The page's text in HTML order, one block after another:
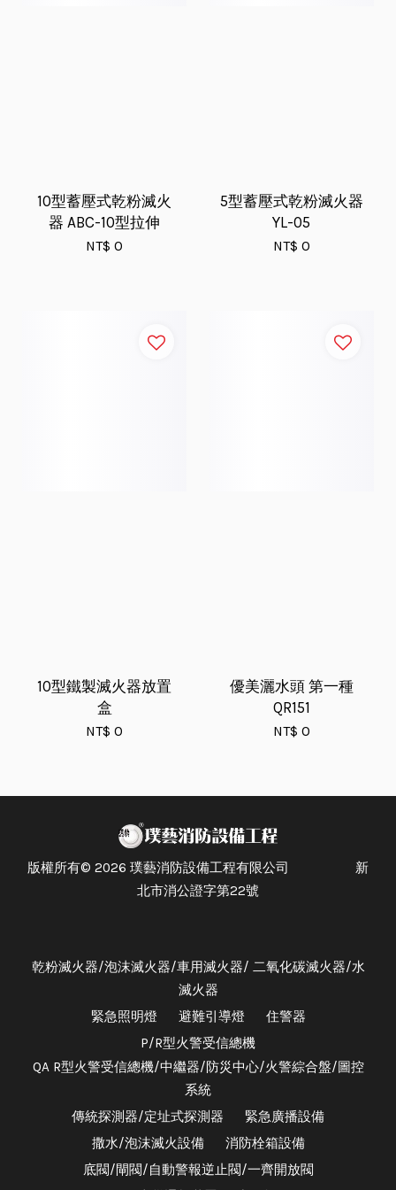
10型蓄壓式乾粉滅火
器 ABC-10型拉伸
NT$ 0
5型蓄壓式乾粉滅火器
YL-05
NT$ 0
10型鐵製滅火器放置
盒
NT$ 0
優美灑水頭 第一種
QR151
NT$ 0
版權所有© 2026 璞藝消防設備工程有限公司 新
北市消公證字第22號
乾粉滅火器/泡沫滅火器/車用滅火器/ 二氧化碳滅火器/水
滅火器
緊急照明燈
避難引導燈
住警器
P/R型火警受信總機
QA R型火警受信總機/中繼器/防災中心/火警綜合盤/圖控
系統
傳統探測器/定址式探測器
緊急廣播設備
撒水/泡沫滅火設備
消防栓箱設備
底閥/閘閥/自動警報逆止閥/一齊開放閥